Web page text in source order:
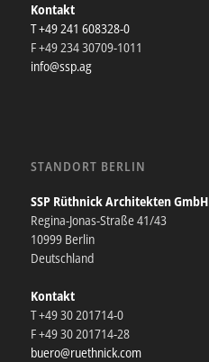
Kontakt
T +49 241 608328-0
F +49 234 30709-1011
info@ssp.ag
STANDORT BERLIN
SSP Rüthnick Architekten GmbH
Regina-Jonas-Straße 41/43
10999 Berlin
Deutschland
Kontakt
T +49 30 201714-0
F +49 30 201714-28
buero@ruethnick.com